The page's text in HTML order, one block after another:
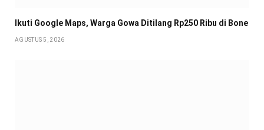
Ikuti Google Maps, Warga Gowa Ditilang Rp250 Ribu di Bone
AGUSTUS 5, 2026